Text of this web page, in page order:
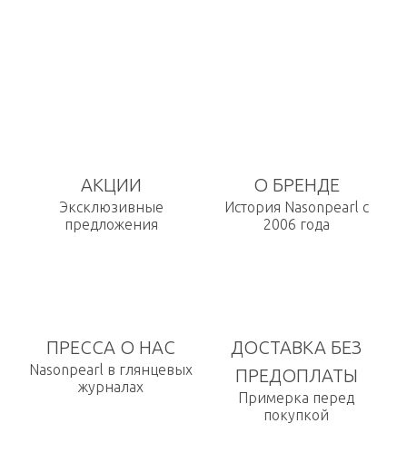
АКЦИИ
Эксклюзивные
предложения
О БРЕНДЕ
История Nasonpearl с
2006 года
ПРЕССА О НАС
Nasonpearl в глянцевых
журналах
ДОСТАВКА БЕЗ
ПРЕДОПЛАТЫ
Примерка перед
покупкой